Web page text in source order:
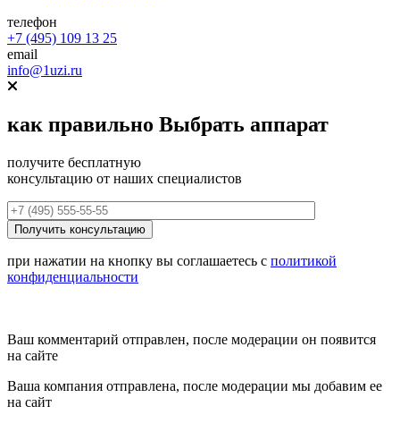
телефон
+7 (495) 109 13 25
email
info@1uzi.ru
как правильно Выбрать аппарат
получите бесплатную
консультацию от наших специалистов
при нажатии на кнопку вы соглашаетесь с политикой
конфиденциальности
Ваш комментарий отправлен, после модерации он появится
на сайте
Ваша компания отправлена, после модерации мы добавим ее
на сайт